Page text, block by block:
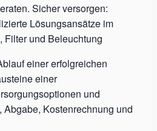
Sicher versorgen:
Lösungsansätze im
Filter und Beleuchtung
einer erfolgreichen
einer
und
Kostenrechnung und